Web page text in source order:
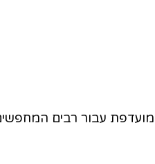
מועדפת עבור רבים